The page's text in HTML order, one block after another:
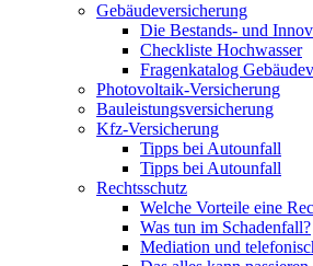
Gebäudeversicherung
Die Bestands- und
Checkliste Hochwasser
Fragenkatalog
Photovoltaik-Versicherung
Bauleistungsversicherung
Kfz-Versicherung
Tipps bei Autounfall
Tipps bei Autounfall
Rechtsschutz
Welche Vorteile eine
Was tun im Schadenfall?
Mediation und